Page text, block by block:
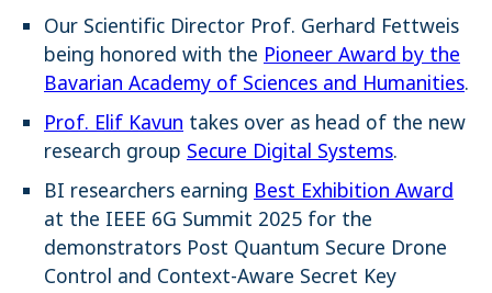
Our Scientific Director Prof. Gerhard Fettweis
being honored with the Pioneer Award by the
Bavarian Academy of Sciences and Humanities.
Prof. Elif Kavun takes over as head of the new
research group Secure Digital Systems.
BI researchers earning Best Exhibition Award
at the IEEE 6G Summit 2025 for the
demonstrators Post Quantum Secure Drone
Control and Context-Aware Secret Key